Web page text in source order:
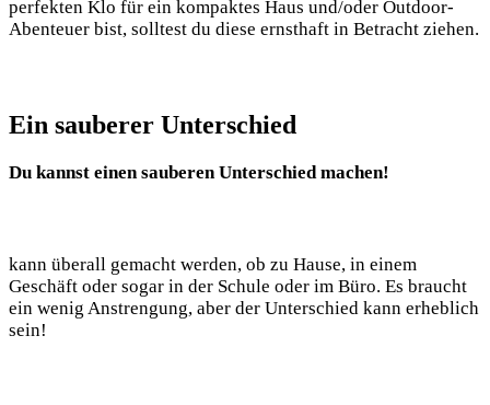
perfekten Klo für ein kompaktes Haus und/oder Outdoor-
Abenteuer bist, solltest du diese ernsthaft in Betracht ziehen.
Ein sauberer Unterschied
Du kannst einen sauberen Unterschied machen!
kann überall gemacht werden, ob zu Hause, in einem
Geschäft oder sogar in der Schule oder im Büro. Es braucht
ein wenig Anstrengung, aber der Unterschied kann erheblich
sein!